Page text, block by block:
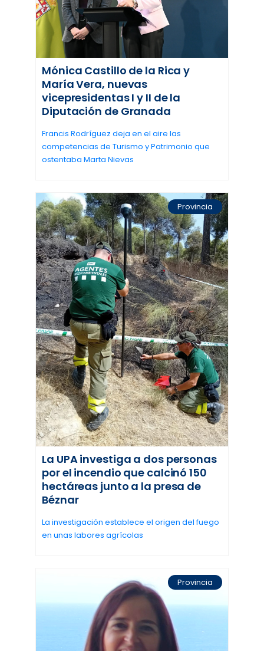
Mónica Castillo de la Rica y
María Vera, nuevas
vicepresidentas I y II de la
Diputación de Granada
Francis Rodríguez deja en el aire las
competencias de Turismo y Patrimonio que
ostentaba Marta Nievas
Provincia
La UPA investiga a dos personas
por el incendio que calcinó 150
hectáreas junto a la presa de
Béznar
La investigación establece el origen del fuego
en unas labores agrícolas
Provincia